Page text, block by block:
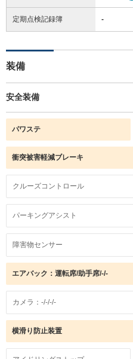
定期点検記録簿 -
装備
安全装備
パワステ
衝突被害軽減ブレーキ
クルーズコントロール
パーキングアシスト
障害物センサー
エアバック：運転席/助手席/-/-
カメラ：-/-/-/-
横滑り防止装置